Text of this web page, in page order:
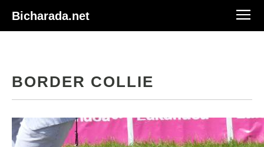
Bicharada.net
BORDER COLLIE